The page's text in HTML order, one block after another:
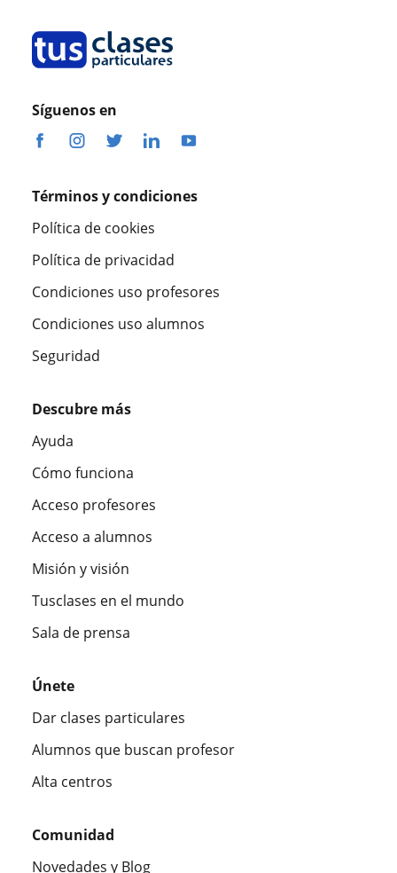
Síguenos en
Términos y condiciones
Política de cookies
Política de privacidad
Condiciones uso profesores
Condiciones uso alumnos
Seguridad
Descubre más
Ayuda
Cómo funciona
Acceso profesores
Acceso a alumnos
Misión y visión
Tusclases en el mundo
Sala de prensa
Únete
Dar clases particulares
Alumnos que buscan profesor
Alta centros
Comunidad
Novedades y Blog